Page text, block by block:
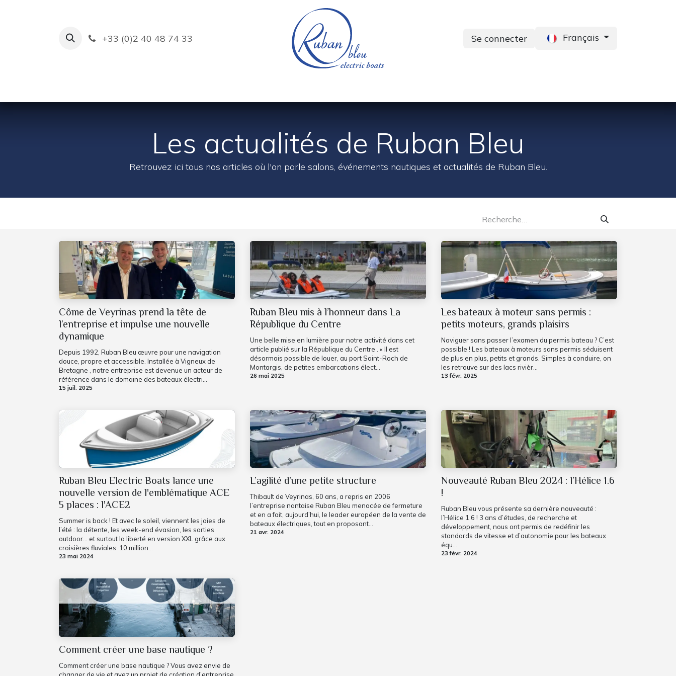
+33 (0)2 40 48 74 33 Se connecter Français
Les actualités de Ruban Bleu
Retrouvez ici tous nos articles où l'on parle salons, événements nautiques et actualités de Ruban Bleu.
Côme de Veyrinas prend la tête de
l’entreprise et impulse une nouvelle
dynamique
Depuis 1992, Ruban Bleu œuvre pour une navigation
douce, propre et accessible. Installée à Vigneux de
Bretagne , notre entreprise est devenue un acteur de
référence dans le domaine des bateaux électri...
15 juil. 2025
Ruban Bleu mis à l’honneur dans La
République du Centre
Une belle mise en lumière pour notre activité dans cet
article publié sur la République du Centre . « Il est
désormais possible de louer, au port Saint-Roch de
Montargis, de petites embarcations élect...
26 mai 2025
Les bateaux à moteur sans permis :
petits moteurs, grands plaisirs
Naviguer sans passer l’examen du permis bateau ? C’est
possible ! Les bateaux à moteurs sans permis séduisent
de plus en plus, petits et grands. Simples à conduire, on
les retrouve sur des lacs rivièr...
13 févr. 2025
Ruban Bleu Electric Boats lance une
nouvelle version de l'emblématique ACE
5 places : l'ACE2
Summer is back ! Et avec le soleil, viennent les joies de
l’été : la détente, les week-end évasion, les sorties
outdoor… et surtout la liberté en version XXL grâce aux
croisières fluviales. 10 million...
23 mai 2024
L’agilité d’une petite structure
Thibault de Veyrinas, 60 ans, a repris en 2006
l’entreprise nantaise Ruban Bleu menacée de fermeture
et en a fait, aujourd’hui, le leader européen de la vente de
bateaux électriques, tout en proposant...
21 avr. 2024
Nouveauté Ruban Bleu 2024 : l’Hélice 1.6
!
Ruban Bleu vous présente sa dernière nouveauté :
l’Hélice 1.6 ! 3 ans d’études, de recherche et
développement, nous ont permis de redéfinir les
standards de vitesse et d’autonomie pour les bateaux
équ...
23 févr. 2024
Comment créer une base nautique ?
Comment créer une base nautique ? Vous avez envie de
changer de vie et avez un projet de création d’entreprise